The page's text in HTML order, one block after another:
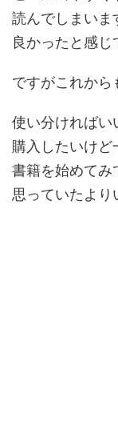
読んでしまいま
良かったと感じ
ですがこれから
使い分ければい
購入したいけど
書籍を始めてみ
思っていたより